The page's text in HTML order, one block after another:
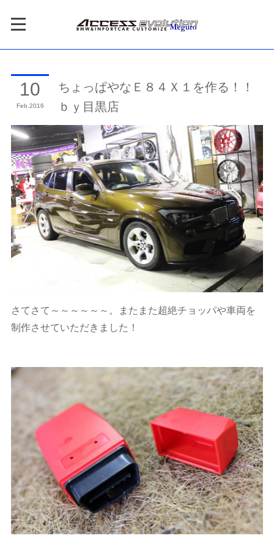
10
Feb 2016
ちょっぱやなＥ８４Ｘ１を作る！！
ｂｙ目黒店
さてさて～～～～～～。またまた超絶チョッパや車両を
制作させていただきました！